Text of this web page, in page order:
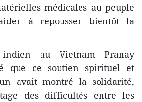
médicales au peuple
à repousser bientôt la
indien au Vietnam Pranay
que ce soutien spirituel et
avait montré la solidarité,
des difficultés entre les